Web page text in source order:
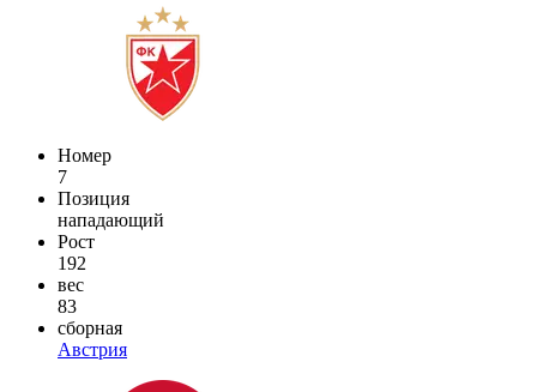
Номер
7
Позиция
нападающий
Рост
192
вес
83
сборная
Австрия